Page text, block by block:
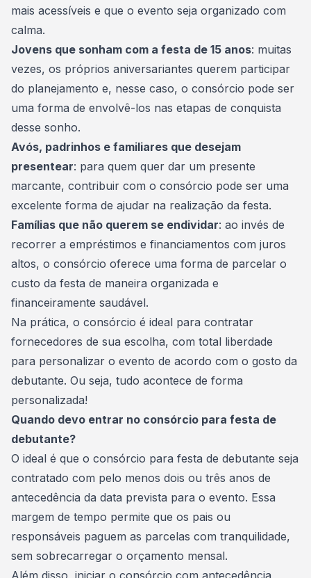
mais acessíveis e que o evento seja organizado com
calma.
Jovens que sonham com a festa de 15 anos: muitas
vezes, os próprios aniversariantes querem participar
do planejamento e, nesse caso, o consórcio pode ser
uma forma de envolvê-los nas etapas de conquista
desse sonho.
Avós, padrinhos e familiares que desejam
presentear: para quem quer dar um presente
marcante, contribuir com o consórcio pode ser uma
excelente forma de ajudar na realização da festa.
Famílias que não querem se endividar: ao invés de
recorrer a empréstimos e financiamentos com juros
altos, o consórcio oferece uma forma de parcelar o
custo da festa de maneira organizada e
financeiramente saudável.
Na prática, o consórcio é ideal para contratar
fornecedores de sua escolha, com total liberdade
para personalizar o evento de acordo com o gosto da
debutante. Ou seja, tudo acontece de forma
personalizada!
Quando devo entrar no consórcio para festa de
debutante?
O ideal é que o consórcio para festa de debutante seja
contratado com pelo menos dois ou três anos de
antecedência da data prevista para o evento. Essa
margem de tempo permite que os pais ou
responsáveis paguem as parcelas com tranquilidade,
sem sobrecarregar o orçamento mensal.
Além disso, iniciar o consórcio com antecedência